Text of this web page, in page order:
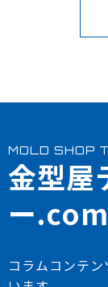
MOLD SHOP
金型屋
ー.com
コラムコンテ